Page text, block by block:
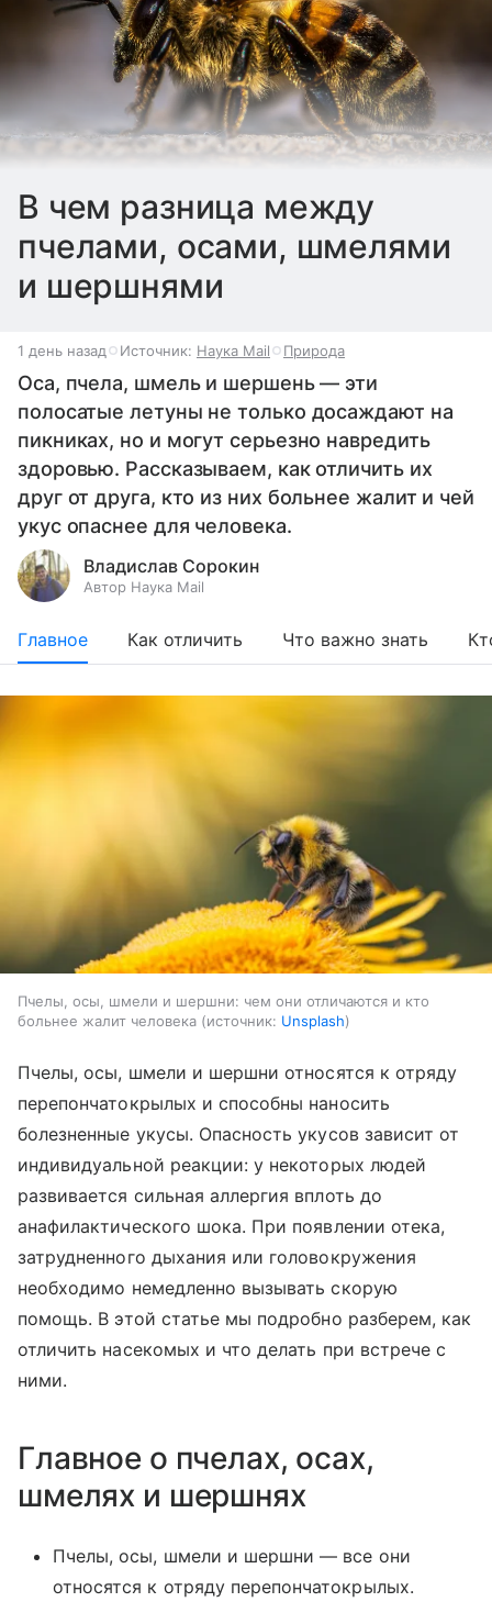
В чем разница между
пчелами, осами, шмелями
и шершнями
1 день назад Источник: Наука Mail Природа
Оса, пчела, шмель и шершень — эти
полосатые летуны не только досаждают на
пикниках, но и могут серьезно навредить
здоровью. Рассказываем, как отличить их
друг от друга, кто из них больнее жалит и чей
укус опаснее для человека.
Владислав Сорокин
Автор Наука Mail
Главное Как отличить Что важно знать
Пчелы, осы, шмели и шершни: чем они отличаются и кто
больнее жалит человека
источник: Unsplash
Пчелы, осы, шмели и шершни относятся к отряду
перепончатокрылых и способны наносить
болезненные укусы. Опасность укусов зависит от
индивидуальной реакции: у некоторых людей
развивается сильная аллергия вплоть до
анафилактического шока. При появлении отека,
затрудненного дыхания или головокружения
необходимо немедленно вызывать скорую
помощь. В этой статье мы подробно разберем, как
отличить насекомых и что делать при встрече с
ними.
Главное о пчелах, осах,
шмелях и шершнях
Пчелы, осы, шмели и шершни — все они
относятся к отряду перепончатокрылых.